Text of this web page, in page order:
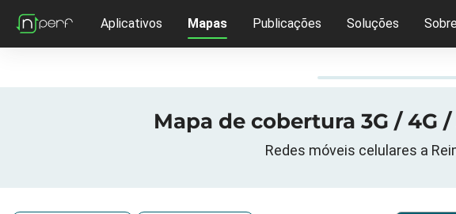
Aplicativos Mapas Publicações Soluções Sobre
Mapa de cobertura 3G / 4G
Redes móveis celulares a